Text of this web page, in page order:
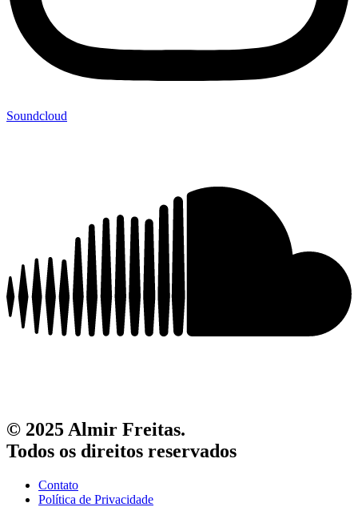
Soundcloud
© 2025 Almir Freitas.
Todos os direitos reservados
Contato
Política de Privacidade